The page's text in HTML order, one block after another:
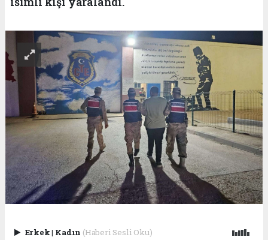
Erkek| Kadın (Haberi Sesli Oku)